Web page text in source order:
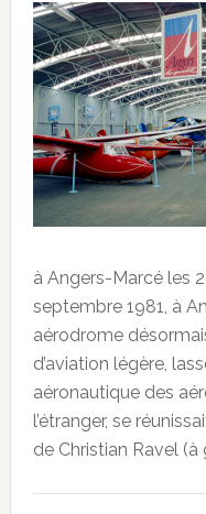
à Angers-Marcé les
septembre 1981, à
aérodrome
d’aviation légère,
aéronautique des
l’étranger, se
de Christian Ravel